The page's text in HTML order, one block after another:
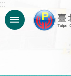
跳到主要內容區塊
:::